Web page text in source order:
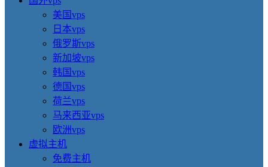
美国vps
日本vps
俄罗斯vps
新加坡vps
韩国vps
德国vps
荷兰vps
马来西亚vps
欧洲vps
虚拟主机
免费主机